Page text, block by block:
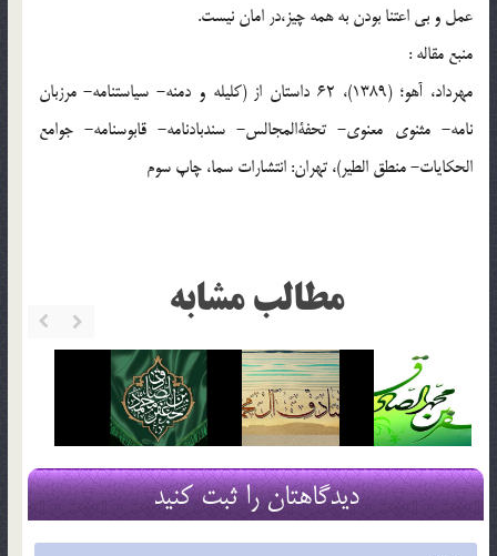
عمل و بی اعتنا بودن به همه چیز،در امان نیست.
منبع مقاله :
مهرداد، آهو؛ (1389)، 62 داستان از (کلیله و دمنه- سیاستنامه- مرزبان
نامه- مثنوی معنوی- تحفةالمجالس- سندبادنامه- قابوسنامه- جوامع
الحکایات- منطق الطیر)، تهران: انتشارات سما، چاپ سوم
مطالب مشابه
دیدگاهتان را ثبت کنید